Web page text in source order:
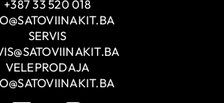
+387 33 520 018
SERVIS
VELEPRODAJA